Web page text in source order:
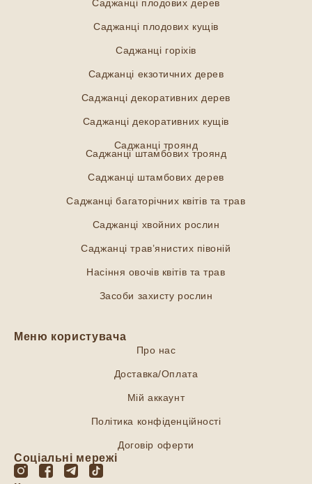
Саджанці плодових дерев
Саджанці плодових кущів
Саджанці горіхів
Саджанці екзотичних дерев
Саджанці декоративних дерев
Саджанці декоративних кущів
Саджанці троянд
Саджанці штамбових троянд
Саджанці штамбових дерев
Саджанці багаторічних квітів та трав
Саджанці хвойних рослин
Саджанці трав’янистих півоній
Насіння овочів квітів та трав
Засоби захисту рослин
Меню користувача
Про нас
Доставка/Оплата
Мій аккаунт
Політика конфіденційності
Договір оферти
Соціальні мережі